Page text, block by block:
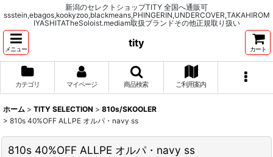
新潟のセレクトショップTITY 全国へ通販可
ssstein,ebagos,kookyzoo,blackmeans,PHINGERIN,UNDERCOVER,TAKAHIROM
IYASHITATheSoloist.mediam取扱ブランドその他正規取り扱い
メニュー
tity
カート
カテゴリ マイページ 商品検索 ご利用案内
ホーム > TITY SELECTION > 810s/SKOOLER
> 810s 40%OFF ALLPE オルパ・navy ss
810s 40%OFF ALLPE オルパ・navy ss